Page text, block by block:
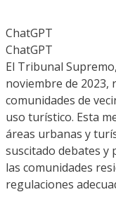
ChatGPT
ChatGPT
El Tribunal
noviembre de 2023,
comunidades de
uso turístico. Esta
áreas urbanas y
suscitado debates y
las comunidades
regulaciones